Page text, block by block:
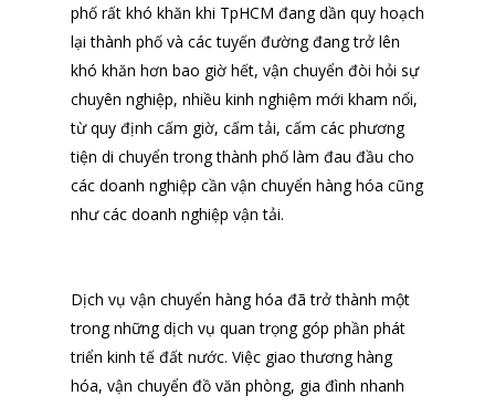
phố rất khó khăn khi TpHCM đang dần quy hoạch
lại thành phố và các tuyến đường đang trở lên
khó khăn hơn bao giờ hết, vận chuyển đòi hỏi sự
chuyên nghiệp, nhiều kinh nghiệm mới kham nổi,
từ quy định cấm giờ, cấm tải, cấm các phương
tiện di chuyển trong thành phố làm đau đầu cho
các doanh nghiệp cần vận chuyển hàng hóa cũng
như các doanh nghiệp vận tải.
Dịch vụ vận chuyển hàng hóa đã trở thành một
trong những dịch vụ quan trọng góp phần phát
triển kinh tế đất nước. Việc giao thương hàng
hóa, vận chuyển đồ văn phòng, gia đình nhanh